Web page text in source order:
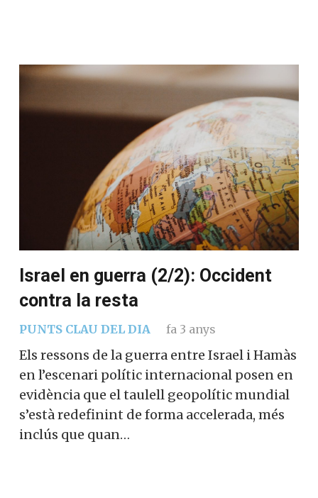
Israel en guerra (2/2): Occident
contra la resta
PUNTS CLAU DEL DIA fa 3 anys
Els ressons de la guerra entre Israel i Hamàs
en l’escenari polític internacional posen en
evidència que el taulell geopolític mundial
s’està redefinint de forma accelerada, més
inclús que quan…